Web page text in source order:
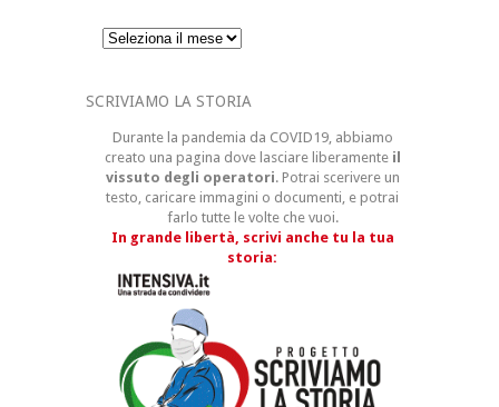
Archivi
SCRIVIAMO LA STORIA
Durante la pandemia da COVID19, abbiamo
creato una pagina dove lasciare liberamenteil
vissuto degli operatori. Potrai scerivere un
testo, caricare immagini o documenti, e potrai
farlo tutte le volte che vuoi.
In grande libertà, scrivi anche tu la tua
storia: